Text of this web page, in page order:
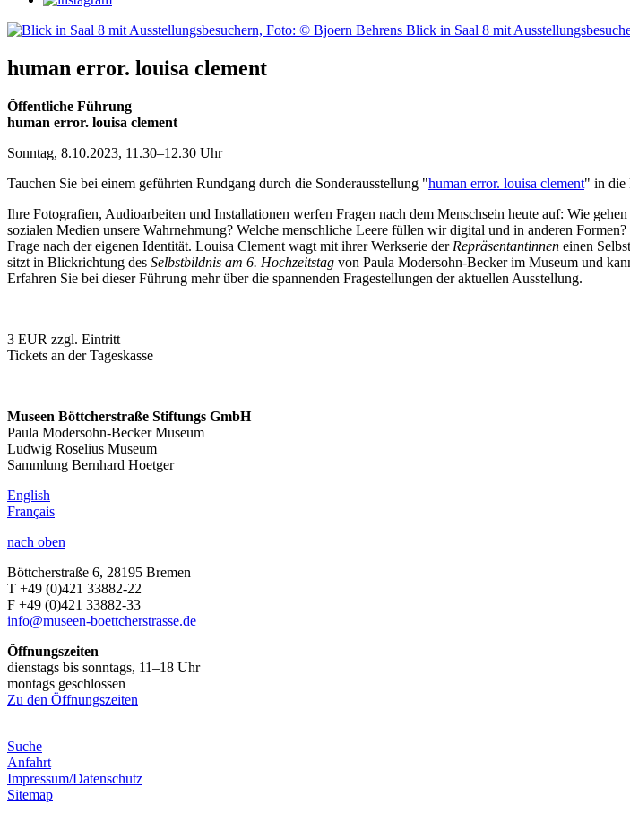
human error. louisa clement
Öffentliche Führung
human error. louisa clement
Sonntag, 8.10.2023, 11.30–12.30 Uhr
Tauchen Sie bei einem geführten Rundgang durch die Sonderausstellung "human error. louisa clement" in die
Ihre Fotografien, Audioarbeiten und Installationen werfen Fragen nach dem Menschsein heute auf: Wie
sozialen Medien unsere Wahrnehmung? Welche menschliche Leere füllen wir digital und in anderen
Frage nach der eigenen Identität. Louisa Clement wagt mit ihrer Werkserie der Repräsentantinnen einen
sitzt in Blickrichtung des Selbstbildnis am 6. Hochzeitstag von Paula Modersohn-Becker im Museum und
Erfahren Sie bei dieser Führung mehr über die spannenden Fragestellungen der aktuellen Ausstellung.
3 EUR zzgl. Eintritt
Tickets an der Tageskasse
Museen Böttcherstraße Stiftungs GmbH
Paula Modersohn-Becker Museum
Ludwig Roselius Museum
Sammlung Bernhard Hoetger
English
Français
nach oben
Böttcherstraße 6, 28195 Bremen
T +49 (0)421 33882-22
F +49 (0)421 33882-33
info@museen-boettcherstrasse.de
Öffnungszeiten
dienstags bis sonntags, 11–18 Uhr
montags geschlossen
Zu den Öffnungszeiten
Suche
Anfahrt
Impressum/Datenschutz
Sitemap